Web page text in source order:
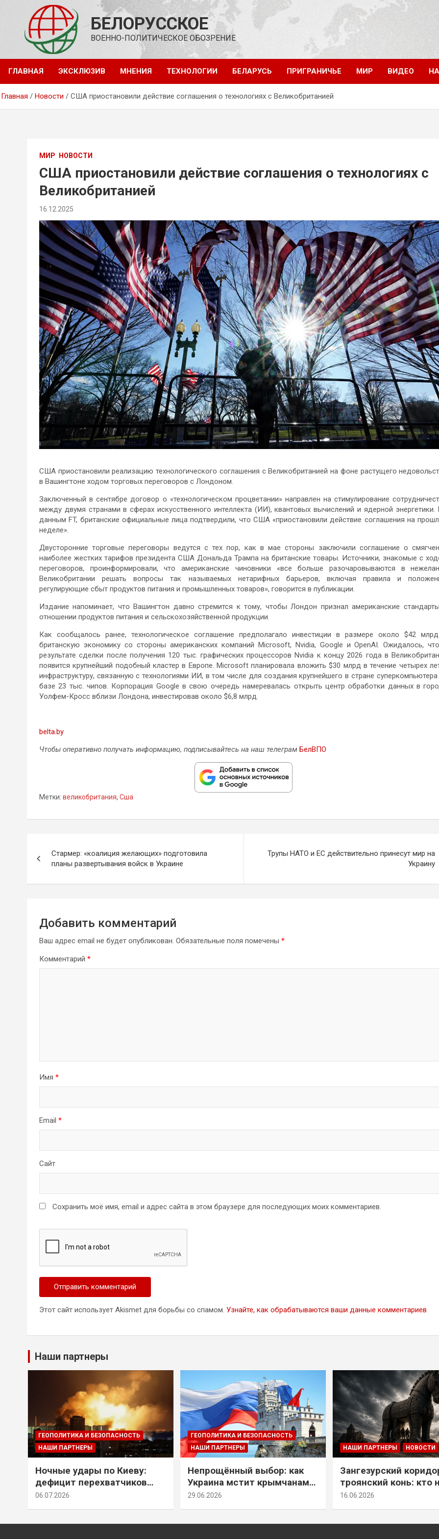
содержимому
БЕЛОРУССКОЕ
ВОЕННО-ПОЛИТИЧЕСКОЕ ОБОЗРЕНИЕ
ГЛАВНАЯ ЭКСКЛЮЗИВ МНЕНИЯ ТЕХНОЛОГИИ БЕЛАРУСЬ ПРИГРАНИЧЬЕ МИР ВИДЕО
Главная Новости США приостановили действие соглашения о технологиях с Великобританией
МИР НОВОСТИ
США приостановили действие соглашения о технологиях с
Великобританией
16.12.2025
США приостановили реализацию технологического соглашения с Великобританией на фоне растущего
в Вашингтоне ходом торговых переговоров с Лондоном.
Заключенный в сентябре договор о «технологическом процветании» направлен на стимулирование
между двумя странами в сферах искусственного интеллекта (ИИ), квантовых вычислений и ядерной энергетики.
данным FT, британские официальные лица подтвердили, что США «приостановили действие соглашения на
неделе».
Двусторонние торговые переговоры ведутся с тех пор, как в мае стороны заключили соглашение о
наиболее жестких тарифов президента США Дональда Трампа на британские товары. Источники, знакомые с
переговоров, проинформировали, что американские чиновники «все больше разочаровываются в
Великобритании решать вопросы так называемых нетарифных барьеров, включая правила и
регулирующие сбыт продуктов питания и промышленных товаров», говорится в публикации.
Издание напоминает, что Вашингтон давно стремится к тому, чтобы Лондон признал американские
отношении продуктов питания и сельскохозяйственной продукции.
Как сообщалось ранее, технологическое соглашение предполагало инвестиции в размере около $42
британскую экономику со стороны американских компаний Microsoft, Nvidia, Google и OpenAI. Ожидалось,
результате сделки после получения 120 тыс. графических процессоров Nvidia к концу 2026 года в
появится крупнейший подобный кластер в Европе. Microsoft планировала вложить $30 млрд в течение четырех
инфраструктуру, связанную с технологиями ИИ, в том числе для создания крупнейшего в стране суперкомпьютера
базе 23 тыс. чипов. Корпорация Google в свою очередь намеревалась открыть центр обработки данных в
Уолфем-Кросс вблизи Лондона, инвестировав около $6,8 млрд.
belta.by
Чтобы оперативно получать информацию, подписывайтесь на наш телеграм БелВПО
Метки: великобритания, Сша
по
записям
Стармер: «коалиция желающих» подготовила
планы развертывания войск в Украине
Трупы НАТО и ЕС действительно принесут мир на
Украину
Добавить комментарий
Ваш адрес email не будет опубликован. Обязательные поля помечены *
Комментарий *
Имя *
Email *
Сайт
Сохранить моё имя, email и адрес сайта в этом браузере для последующих моих комментариев.
Этот сайт использует Akismet для борьбы со спамом. Узнайте, как обрабатываются ваши данные комментариев.
Наши партнеры
ГЕОПОЛИТИКА И БЕЗОПАСНОСТЬ
НАШИ ПАРТНЕРЫ
Ночные удары по Киеву:
дефицит перехватчиков
Patriot и оборонительные
06.07.2026
ГЕОПОЛИТИКА И БЕЗОПАСНОСТЬ
НАШИ ПАРТНЕРЫ
Непрощённый выбор: как
Украина мстит крымчанам
за их историческое решение
29.06.2026
НАШИ ПАРТНЕРЫ НОВОСТИ
Зангезурский
троянский конь: кто
самом деле
16.06.2026